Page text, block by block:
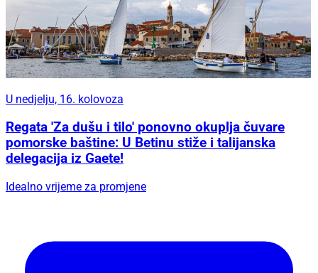
U nedjelju, 16. kolovoza
Regata 'Za dušu i tilo' ponovno okuplja čuvare
pomorske baštine: U Betinu stiže i talijanska
delegacija iz Gaete!
Idealno vrijeme za promjene